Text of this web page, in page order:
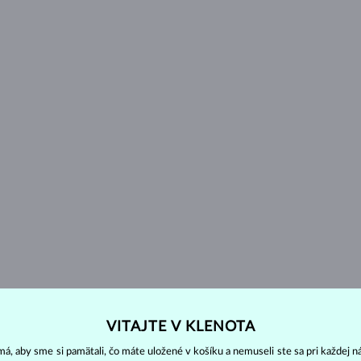
VITAJTE V KLENOTA
aby sme si pamätali, čo máte uložené v košíku a nemuseli ste sa pri každej